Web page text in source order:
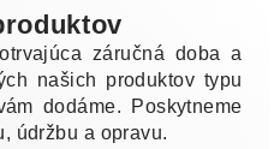
záručná doba a
našich produktov typu
dodáme. Poskytneme
údržbu a opravu.